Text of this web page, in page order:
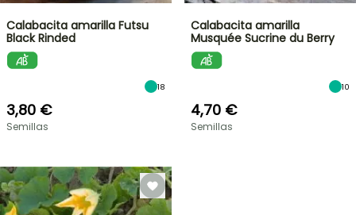
Calabacita amarilla Futsu
Black Rinded
18
3,80 €
Semillas
Calabacita amarilla
Musquée Sucrine du Berry
10
4,70 €
Semillas